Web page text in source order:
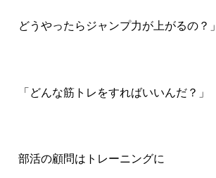
どうやったらジャンプ力が上がるの？」
「どんな筋トレをすればいいんだ？」
部活の顧問はトレーニングに